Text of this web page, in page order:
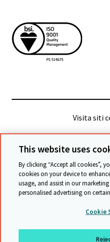
Visita siti
© Cambridge University
Termini e condizioni
Accessibility statement
Safeguarding
This website uses
By clicking “Accept all cookies”,
cookies on your device to
usage, and assist in our
personalised advertising on
Cookie